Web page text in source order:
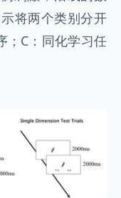
将两个类别分开
；C：同化学习任